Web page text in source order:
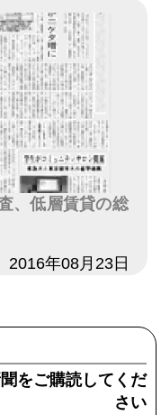
、低層賃貸の総
2016年08月23日
をご購読してくだ
さい